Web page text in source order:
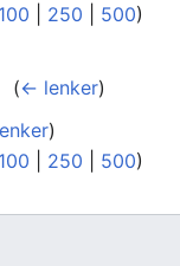
100 250 500)
(← lenker)
)
100 250 500)